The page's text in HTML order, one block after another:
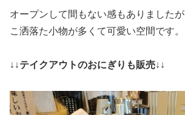
オープンして間もない感もありましたが
こ洒落た小物が多くて可愛い空間です。
↓↓テイクアウトのおにぎりも販売↓↓